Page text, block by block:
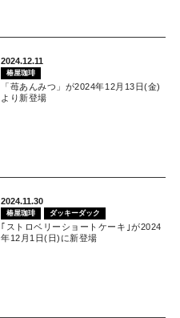
2024.12.11
椿屋珈琲
「苺あんみつ」が2024年12月13日(金)
より新登場
2024.11.30
椿屋珈琲 ダッキーダック
｢ストロベリーショートケーキ｣が2024
年12月1日(日)に新登場